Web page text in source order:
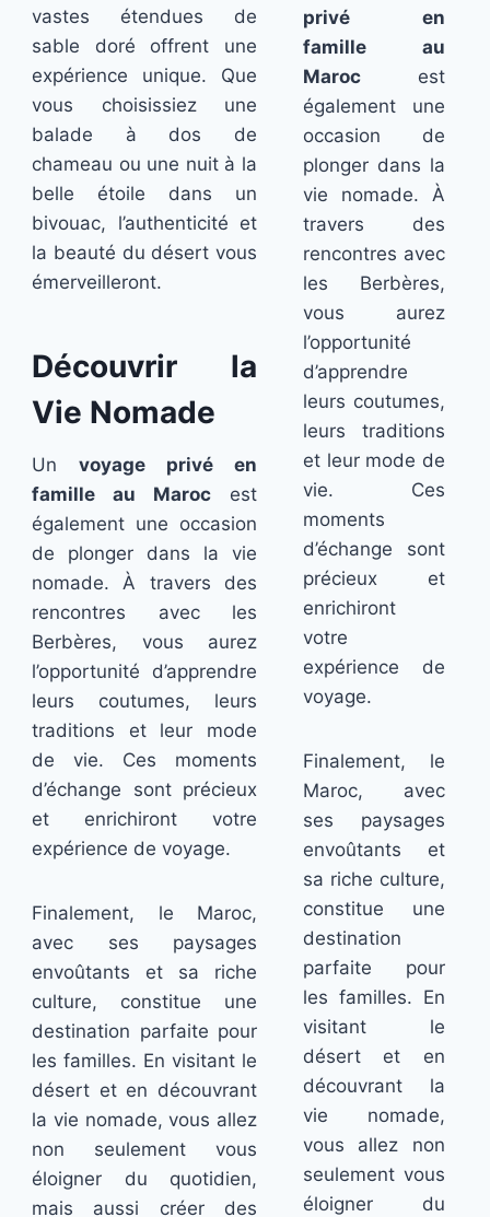
vastes étendues de
sable doré offrent une
expérience unique. Que
vous choisissiez une
balade à dos de
chameau ou une nuit à la
belle étoile dans un
bivouac, l’authenticité et
la beauté du désert vous
émerveilleront.
Découvrir la
Vie Nomade
Unvoyage privé en
famille au Maroc est
également une occasion
de plonger dans la vie
nomade. À travers des
rencontres avec les
Berbères, vous aurez
l’opportunité d’apprendre
leurs coutumes, leurs
traditions et leur mode
de vie. Ces moments
d’échange sont précieux
et enrichiront votre
expérience de voyage.
Finalement, le Maroc,
avec ses paysages
envoûtants et sa riche
culture, constitue une
destination parfaite pour
les familles. En visitant le
désert et en découvrant
la vie nomade, vous allez
non seulement vous
éloigner du quotidien,
mais aussi créer des
privé en
famille au
Marocest
également une
occasion de
plonger dans la
vie nomade. À
travers des
rencontres avec
les Berbères,
vous aurez
l’opportunité
d’apprendre
leurs coutumes,
leurs traditions
et leur mode de
vie. Ces
moments
d’échange sont
précieux et
enrichiront
votre
expérience de
voyage.
Finalement, le
Maroc, avec
ses paysages
envoûtants et
sa riche culture,
constitue une
destination
parfaite pour
les familles. En
visitant le
désert et en
découvrant la
vie nomade,
vous allez non
seulement vous
éloigner du